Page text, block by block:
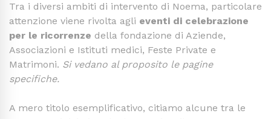
Tra i diversi ambiti di intervento di Noema, particolare
attenzione viene rivolta agli eventi di celebrazione
per le ricorrenze della fondazione di Aziende,
Associazioni e Istituti medici, Feste Private e
Matrimoni. Si vedano al proposito le pagine
specifiche.
A mero titolo esemplificativo, citiamo alcune tra le